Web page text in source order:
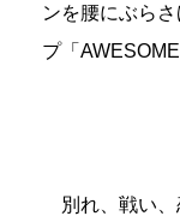
ンを腰にぶら
プ「
別れ、戦い、